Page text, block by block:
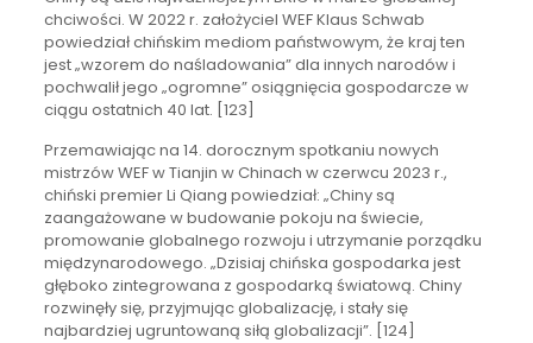
chciwości. W 2022 r. założyciel WEF Klaus Schwab
powiedział chińskim mediom państwowym, że kraj ten
jest „wzorem do naśladowania” dla innych narodów i
pochwalił jego „ogromne” osiągnięcia gospodarcze w
ciągu ostatnich 40 lat. [123]
Przemawiając na 14. dorocznym spotkaniu nowych
mistrzów WEF w Tianjin w Chinach w czerwcu 2023 r.,
chiński premier Li Qiang powiedział: „Chiny są
zaangażowane w budowanie pokoju na świecie,
promowanie globalnego rozwoju i utrzymanie porządku
międzynarodowego. „Dzisiaj chińska gospodarka jest
głęboko zintegrowana z gospodarką światową. Chiny
rozwinęły się, przyjmując globalizację, i stały się
najbardziej ugruntowaną siłą globalizacji”. [124]